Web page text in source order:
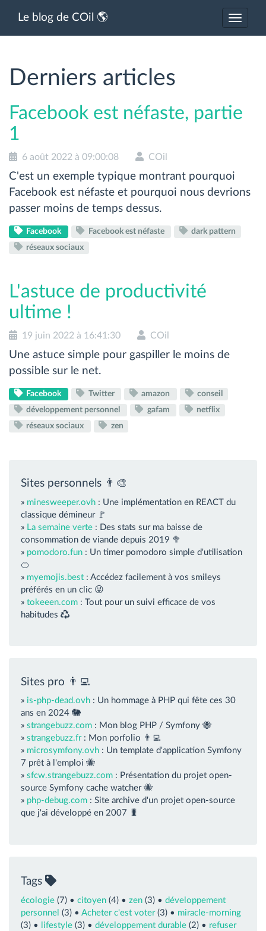
Le blog de COil 🌎
Activer
Derniers articles
Facebook est néfaste, partie
1
6 août 2022 à 09:00:08 COil
C'est un exemple typique montrant pourquoi
Facebook est néfaste et pourquoi nous devrions
passer moins de temps dessus.
Facebook Facebook est néfaste
dark pattern
réseaux sociaux
L'astuce de productivité
ultime !
19 juin 2022 à 16:41:30 COil
Une astuce simple pour gaspiller le moins de
possible sur le net.
Facebook Twitter amazon
conseil
développement personnel
gafam
netflix
réseaux sociaux
zen
Sites personnels 👨‍🎨
» minesweeper.ovh : Une implémentation en REACT du
classique démineur 🚩
» La semaine verte : Des stats sur ma baisse de
consommation de viande depuis 2019 🥦
» pomodoro.fun : Un timer pomodoro simple d'utilisation
🍊
» myemojis.best : Accédez facilement à vos smileys
préférés en un clic 😜
» tokeeen.com : Tout pour un suivi efficace de vos
habitudes
Sites pro 👨‍💻
» is-php-dead.ovh : Un hommage à PHP qui fête ces 30
ans en 2024 🐘
» strangebuzz.com : Mon blog PHP / Symfony 🐝
» strangebuzz.fr: Mon porfolio 👨‍💻
» microsymfony.ovh : Un template d'application Symfony
7 prêt à l'emploi 🐝
» sfcw.strangebuzz.com : Présentation du projet open-
source Symfony cache watcher 🐝
» php-debug.com : Site archive d'un projet open-source
que j'ai développé en 2007 🐛
Tags
écologie (7) • citoyen (4) • zen (3) • développement
personnel (3) • Acheter c'est voter(3) • miracle-morning
(3) •
lifestyle (3) • développement durable (2) • refuser